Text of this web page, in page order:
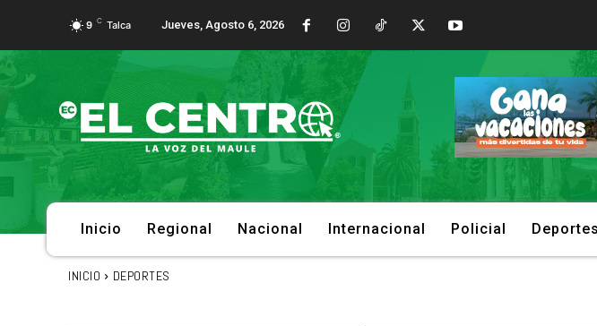
9 C Talca Jueves, Agosto 6, 2026
Inicio Regional Nacional Internacional Policial Deportes
INICIO DEPORTES